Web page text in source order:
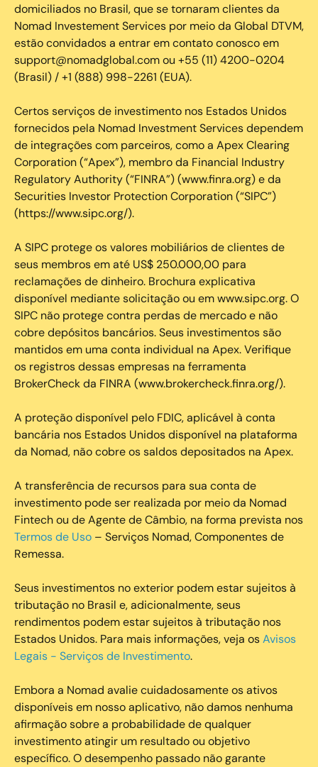
domiciliados no Brasil, que se tornaram clientes da
Nomad Investement Services por meio da Global DTVM,
estão convidados a entrar em contato conosco em
support@nomadglobal.com ou +55 (11) 4200-0204
(Brasil) / +1 (888) 998-2261 (EUA).
Certos serviços de investimento nos Estados Unidos
fornecidos pela Nomad Investment Services dependem
de integrações com parceiros, como a Apex Clearing
Corporation (“Apex”), membro da Financial Industry
Regulatory Authority (“FINRA”) (www.finra.org) e da
Securities Investor Protection Corporation (“SIPC”)
(https://www.sipc.org/).
A SIPC protege os valores mobiliários de clientes de
seus membros em até US$ 250.000,00 para
reclamações de dinheiro. Brochura explicativa
disponível mediante solicitação ou em www.sipc.org. O
SIPC não protege contra perdas de mercado e não
cobre depósitos bancários. Seus investimentos são
mantidos em uma conta individual na Apex. Verifique
os registros dessas empresas na ferramenta
BrokerCheck da FINRA (www.brokercheck.finra.org/).
A proteção disponível pelo FDIC, aplicável à conta
bancária nos Estados Unidos disponível na plataforma
da Nomad, não cobre os saldos depositados na Apex.
A transferência de recursos para sua conta de
investimento pode ser realizada por meio da Nomad
Fintech ou de Agente de Câmbio, na forma prevista nos
Termos de Uso – Serviços Nomad, Componentes de
Remessa.
Seus investimentos no exterior podem estar sujeitos à
tributação no Brasil e, adicionalmente, seus
rendimentos podem estar sujeitos à tributação nos
Estados Unidos. Para mais informações, veja osAvisos
Legais - Serviços de Investimento.
Embora a Nomad avalie cuidadosamente os ativos
disponíveis em nosso aplicativo, não damos nenhuma
afirmação sobre a probabilidade de qualquer
investimento atingir um resultado ou objetivo
específico. O desempenho passado não garante